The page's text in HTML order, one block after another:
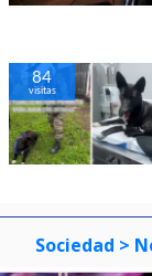
84
visitas
Sociedad >